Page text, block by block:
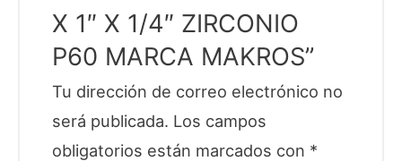
X 1″ X 1/4″ ZIRCONIO
P60 MARCA MAKROS”
Tu dirección de correo electrónico no
será publicada. Los campos
obligatorios están marcados con *